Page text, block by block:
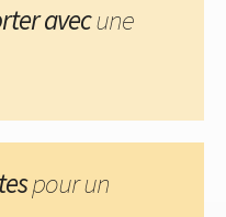
avecune
pour un